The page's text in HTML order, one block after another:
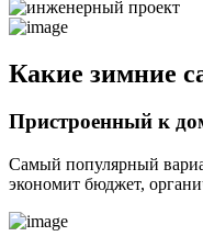
Какие зимние
Пристроенный к
Самый популярный
экономит бюджет,